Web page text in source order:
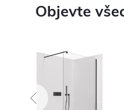
Objevte